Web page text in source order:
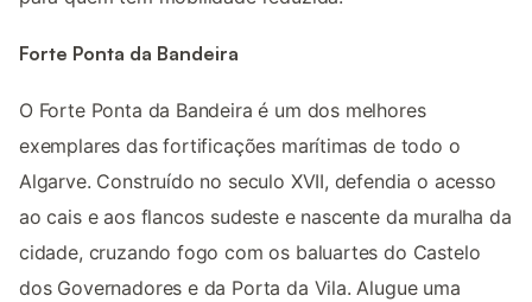
Forte Ponta da Bandeira
O Forte Ponta da Bandeira é um dos melhores
exemplares das fortificações marítimas de todo o
Algarve. Construído no seculo XVII, defendia o acesso
ao cais e aos flancos sudeste e nascente da muralha da
cidade, cruzando fogo com os baluartes do Castelo
dos Governadores e da Porta da Vila. Alugue uma